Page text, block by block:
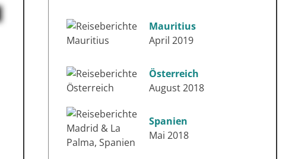
Mauritius
April 2019
Österreich
August 2018
Spanien
Mai 2018